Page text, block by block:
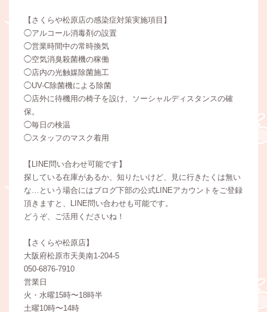
【さくらや松原店の感染症対策実施項目】
◯アルコール消毒剤の設置
◯営業時間中の常時換気
◯空気消臭殺菌機の稼働
◯店内の光触媒除菌施工
◯UV-C除菌機による除菌
◯店外に待機用の椅子を設け、ソーシャルディスタンスの確
保。
◯毎日の検温
◯スタッフのマスク着用
【LINE問い合わせ可能です】
探している在庫があるか、知りたいけど、見に行きたくは無い
な…という場合にはブログ下部の公式LINEアカウントをご登録
頂きますと、LINE問い合わせも可能です。
どうぞ、ご活用くださいね！
【さくらや松原店】
大阪府松原市天美南1-204-5
050-6876-7910
営業日
火・水曜15時〜18時半
土曜10時〜14時